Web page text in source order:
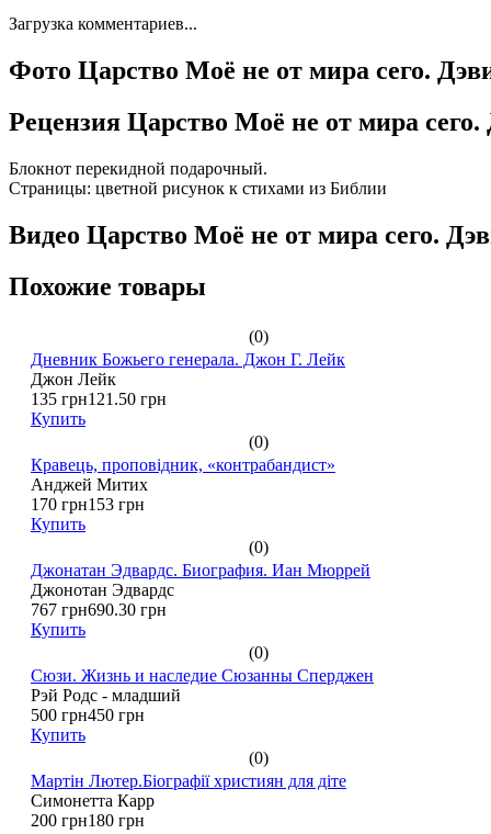
Загрузка комментариев...
Фото Царство Моё не от мира сего.
Рецензия Царство Моё не от мира сего.
Блокнот перекидной подарочный.
Страницы: цветной рисунок к стихами из Библии
Видео Царство Моё не от мира сего.
Похожие товары
(0)
Дневник Божьего генерала. Джон Г. Лейк
Джон Лейк
135 грн121.50 грн
Купить
(0)
Кравець, проповідник, «контрабандист»
Анджей Митих
170 грн153 грн
Купить
(0)
Джонатан Эдвардс. Биография. Иан Мюррей
Джонотан Эдвардс
767 грн690.30 грн
Купить
(0)
Сюзи. Жизнь и наследие Сюзанны Сперджен
Рэй Родс - младший
500 грн450 грн
Купить
(0)
Мартін Лютер.Біографії християн для діте
Симонетта Карр
200 грн180 грн